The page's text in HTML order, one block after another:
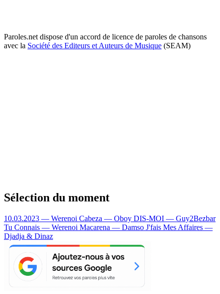
Paroles.net dispose d'un accord de licence de paroles de chansons
avec la Société des Editeurs et Auteurs de Musique (SEAM)
Sélection du moment
10.03.2023 — Werenoi Cabeza — Oboy DIS-MOI — Guy2Bezbar
Tu Connais — Werenoi Macarena — Damso J'fais Mes Affaires —
Djadja & Dinaz